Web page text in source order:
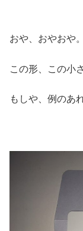
おや、おやおや。
この形、この小
もしや、例のあ